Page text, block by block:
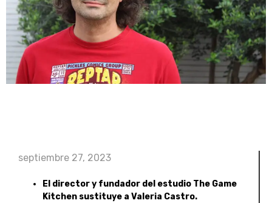
septiembre 27, 2023
El director y fundador del estudio The Game
Kitchen sustituye a Valeria Castro.